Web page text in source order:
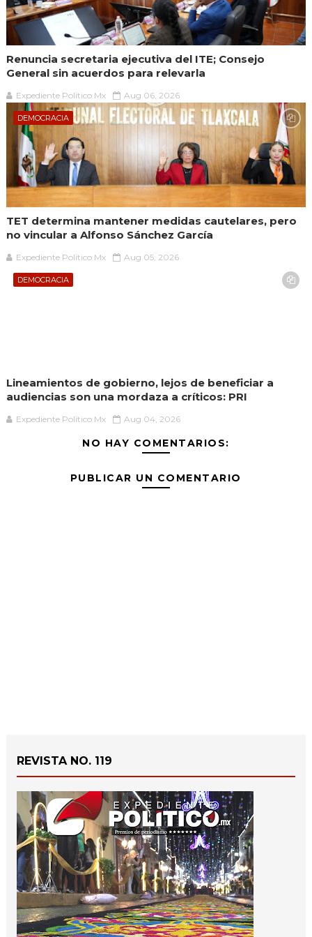
Renuncia secretaria ejecutiva del ITE; Consejo
General sin acuerdos para relevarla
Expediente Político.Mx Aug 06, 2026
DEMOCRACIA
TET determina mantener medidas cautelares, pero
no vincular a Alfonso Sánchez García
Expediente Político.Mx Aug 05, 2026
DEMOCRACIA
Lineamientos de gobierno, lejos de beneficiar a
audiencias son una mordaza a críticos: PRI
Expediente Político.Mx Aug 04, 2026
NO HAY COMENTARIOS:
PUBLICAR UN COMENTARIO
REVISTA NO. 119